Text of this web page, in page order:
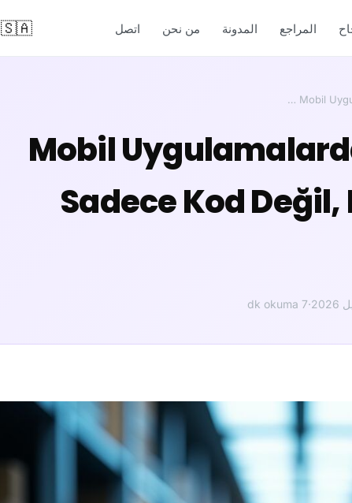
المراجع المدونة من نحن اتصل 🇸🇦
Mobil
Mobil
Sadece Kod
·
7 dk okuma